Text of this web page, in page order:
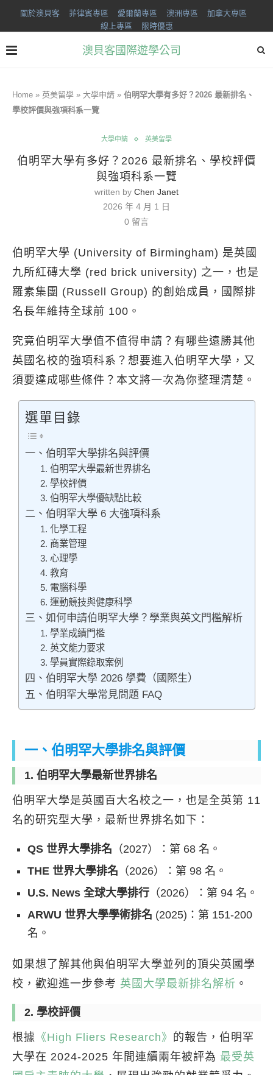
關於澳貝客 菲律賓專區 愛爾蘭專區 澳洲專區
加拿大專區
線上專區
限時優惠
澳貝客國際遊學公司
Home » 英美留學 » 大學申請 » 伯明罕大學有多好？2026 最新排名、
學校評價與強項科系一覽
大學申請 英美留學
伯明罕大學有多好？2026 最新排名、學校評價
與強項科系一覽
written by Chen Janet
2026 年 4 月 1 日
0 留言
伯明罕大學 (University of Birmingham) 是英國
九所紅磚大學 (red brick university) 之一，也是
羅素集團 (Russell Group) 的創始成員，國際排
名長年維持全球前 100。
究竟伯明罕大學值不值得申請？有哪些遠勝其他
英國名校的強項科系？想要進入伯明罕大學，又
須要達成哪些條件？本文將一次為你整理清楚。
選單目錄
一、伯明罕大學排名與評價
1. 伯明罕大學最新世界排名
2. 學校評價
3. 伯明罕大學優缺點比較
二、伯明罕大學 6 大強項科系
1. 化學工程
2. 商業管理
3. 心理學
4. 教育
5. 電腦科學
6. 運動競技與健康科學
三、如何申請伯明罕大學？學業與英文門檻解析
1. 學業成績門檻
2. 英文能力要求
3. 學員實際錄取案例
四、伯明罕大學 2026 學費（國際生）
五、伯明罕大學常見問題 FAQ
一、伯明罕大學排名與評價
1. 伯明罕大學最新世界排名
伯明罕大學是英國百大名校之一，也是全英第 11
名的研究型大學，最新世界排名如下：
QS 世界大學排名 （2027）：第 68 名。
THE 世界大學排名 （2026）：第 98 名。
U.S. News 全球大學排行 （2026）：第 94 名。
ARWU 世界大學學術排名 (2025)：第 151-200
名。
如果想了解其他與伯明罕大學並列的頂尖英國學
校，歡迎進一步參考 英國大學最新排名解析 。
2. 學校評價
根據 《High Fliers Research》 的報告，伯明罕
大學在 2024-2025 年間連續兩年被評為 最受英